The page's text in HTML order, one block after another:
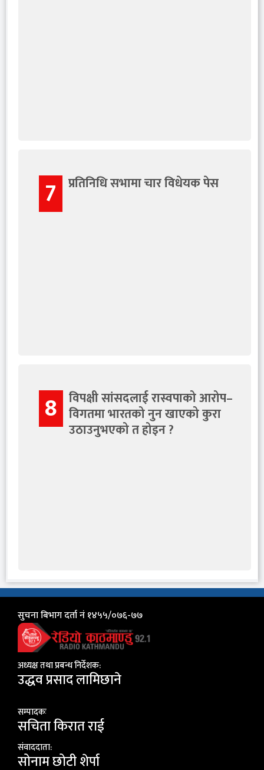
7 प्रतिनिधि सभामा चार विधेयक पेस
8 विपक्षी सांसदलाई रास्वपाको आरोप–
विगतमा भारतको नुन खाएको कुरा
उठाउनुभएको त होइन ?
सुचना बिभाग दर्ता नं १४५५/०७६-७७
अध्यक्ष तथा प्रबन्ध निर्देशक:
उद्धव प्रसाद लामिछाने
सम्पादकः
सचिता किरात राई
संवाददाता:
सोनाम छोटी शेर्पा